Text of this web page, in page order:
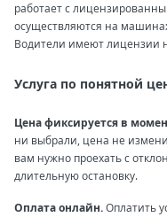
работает с
осуществляются на
Водители имеют лицензии
Услуга по понятной
Цена фиксируется в
ни выбрали, цена не
вам нужно проехать с
длительную остановку.
Оплата онлайн.Оплатить